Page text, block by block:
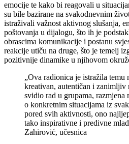
emocije te kako bi reagovali u
su bile bazirane na svakodnevnim
istraživali važnost aktivnog slušanja,
poštovanja u dijalogu, što ih je
obrascima komunikacije i postanu
reakcije utiču na druge, što je temelj
pozitivnije dinamike u njihovom
„Ova radionica je istražila temu
kreativan, autentičan i zanimljiv
svidio rad u grupama,
o konkretnim situacijama iz
pored svih aktivnosti, ono
tako inspirativne i predivne
Zahirović, učesnica